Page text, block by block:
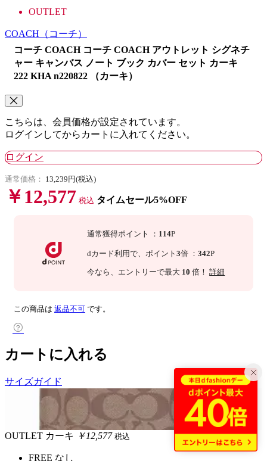
OUTLET
COACH （コーチ）
コーチ COACH コーチ COACH アウトレット シグネチ
ャー キャンバス ノート ブック カバー セット カーキ
222 KHA n220822 （カーキ）
こちらは、会員価格が設定されています。
ログインしてからカートに入れてください。
ログイン
通常価格： 13,239円(税込)
￥12,577 税込 タイムセール5%OFF
通常獲得ポイント ： 114P
dカード利用で、ポイント3倍 ：342P
今なら 、エントリーで最大 10 倍！詳細
この商品は 返品不可 です。
カートに入れる
サイズガイド
OUTLET カーキ ￥12,577 税込
FREE なし